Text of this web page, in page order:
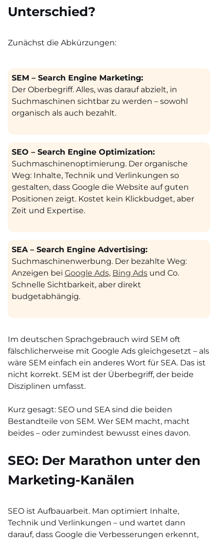
Unterschied?
Zunächst die Abkürzungen:
SEM – Search Engine Marketing:
Der Oberbegriff. Alles, was darauf abzielt, in
Suchmaschinen sichtbar zu werden – sowohl
organisch als auch bezahlt.
SEO – Search Engine Optimization:
Suchmaschinenoptimierung. Der organische
Weg: Inhalte, Technik und Verlinkungen so
gestalten, dass Google die Website auf guten
Positionen zeigt. Kostet kein Klickbudget, aber
Zeit und Expertise.
SEA – Search Engine Advertising:
Suchmaschinenwerbung. Der bezahlte Weg:
Anzeigen bei Google Ads, Bing Ads und Co.
Schnelle Sichtbarkeit, aber direkt
budgetabhängig.
Im deutschen Sprachgebrauch wird SEM oft
fälschlicherweise mit Google Ads gleichgesetzt – als
wäre SEM einfach ein anderes Wort für SEA. Das ist
nicht korrekt. SEM ist der Überbegriff, der beide
Disziplinen umfasst.
Kurz gesagt: SEO und SEA sind die beiden
Bestandteile von SEM. Wer SEM macht, macht
beides – oder zumindest bewusst eines davon.
SEO: Der Marathon unter den
Marketing-Kanälen
SEO ist Aufbauarbeit. Man optimiert Inhalte,
Technik und Verlinkungen – und wartet dann
darauf, dass Google die Verbesserungen erkennt,